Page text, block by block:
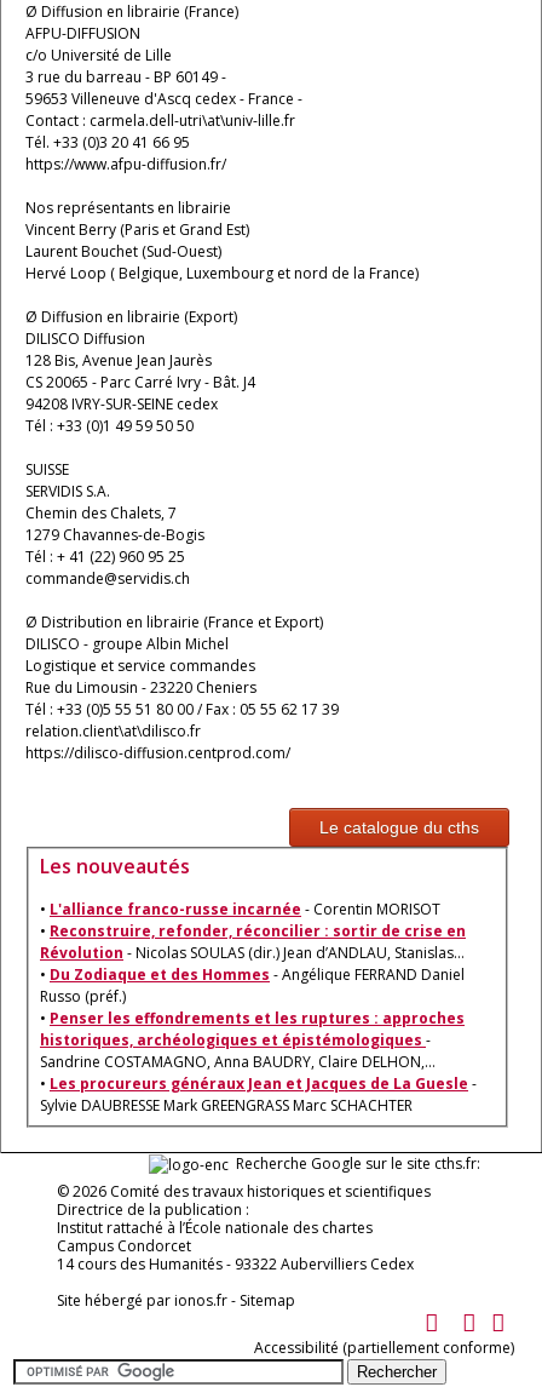
Ø Diffusion en librairie (France)
AFPU-DIFFUSION
c/o Université de Lille
3 rue du barreau - BP 60149 -
59653 Villeneuve d'Ascq cedex - France -
Contact : carmela.dell-utri\at\univ-lille.fr
Tél. +33 (0)3 20 41 66 95
https://www.afpu-diffusion.fr/
Nos représentants en librairie
Vincent Berry (Paris et Grand Est)
Laurent Bouchet (Sud-Ouest)
Hervé Loop ( Belgique, Luxembourg et nord de la France)
Ø Diffusion en librairie (Export)
DILISCO Diffusion
128 Bis, Avenue Jean Jaurès
CS 20065 - Parc Carré Ivry - Bât. J4
94208 IVRY-SUR-SEINE cedex
Tél : +33 (0)1 49 59 50 50
SUISSE
SERVIDIS S.A.
Chemin des Chalets, 7
1279 Chavannes-de-Bogis
Tél : + 41 (22) 960 95 25
commande@servidis.ch
Ø Distribution en librairie (France et Export)
DILISCO - groupe Albin Michel
Logistique et service commandes
Rue du Limousin - 23220 Cheniers
Tél : +33 (0)5 55 51 80 00 / Fax : 05 55 62 17 39
relation.client\at\dilisco.fr
https://dilisco-diffusion.centprod.com/
Le catalogue du cths
Les nouveautés
• L'alliance franco-russe incarnée - Corentin MORISOT
• Reconstruire, refonder, réconcilier : sortir de crise en
Révolution - Nicolas SOULAS (dir.) Jean d’ANDLAU, Stanislas…
• Du Zodiaque et des Hommes - Angélique FERRAND Daniel
Russo (préf.)
• Penser les effondrements et les ruptures : approches
historiques, archéologiques et épistémologiques -
Sandrine COSTAMAGNO, Anna BAUDRY, Claire DELHON,…
• Les procureurs généraux Jean et Jacques de La Guesle -
Sylvie DAUBRESSE Mark GREENGRASS Marc SCHACHTER
© 2026 Comité des travaux historiques et scientifiques
Directrice de la publication :
Institut rattaché à l’École nationale des chartes
Campus Condorcet
14 cours des Humanités - 93322 Aubervilliers Cedex
Site hébergé parionos.fr- Sitemap
Accessibilité (partiellement conforme)
Recherche Google sur le site cths.fr: